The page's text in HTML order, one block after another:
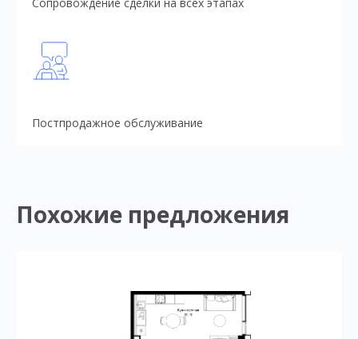
Постпродажное обслуживание
Похожие предложения